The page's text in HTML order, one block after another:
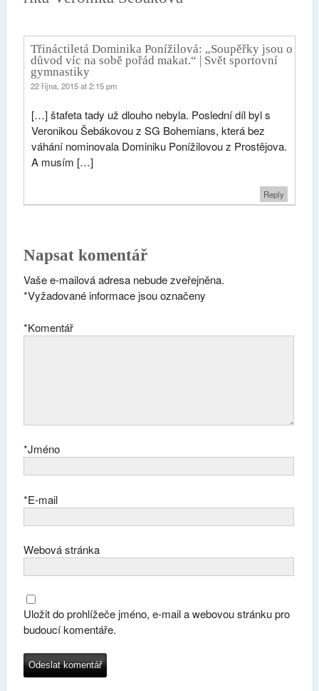
Třináctiletá Dominika Ponížilová: „Soupěřky jsou o
důvod víc na sobě pořád makat.“ | Svět sportovní
gymnastiky
22 října, 2015 at 2:15 pm
[…] štafeta tady už dlouho nebyla. Poslední díl byl s
Veronikou Šebákovou z SG Bohemians, která bez
váhání nominovala Dominiku Ponížilovou z Prostějova.
A musím […]
Reply
Napsat komentář
Vaše e-mailová adresa nebude zveřejněna.
Vyžadované informace jsou označeny
*
Komentář
*
Jméno
*
E-mail
*
Webová stránka
Uložit do prohlížeče jméno, e-mail a webovou stránku pro
budoucí komentáře.